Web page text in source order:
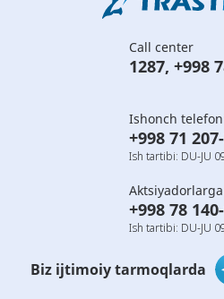
Call center
1287, +998
Ishonch
+998 71
Ish tartibi: DU-JU
+998 78
Ish tartibi: DU-JU
Biz ijtimoiy tarmoqlarda